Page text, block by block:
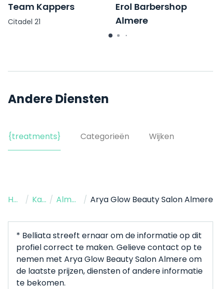
Team Kappers
Citadel 21
Erol Barbershop
Almere
Coevordensingel 10
Andere Diensten
{treatments} Categorieën Wijken
Home / Kapper / Almere / Arya Glow Beauty Salon Almere
* Belliata streeft ernaar om de informatie op dit
profiel correct te maken. Gelieve contact op te
nemen met Arya Glow Beauty Salon Almere om
de laatste prijzen, diensten of andere informatie
te bekomen.